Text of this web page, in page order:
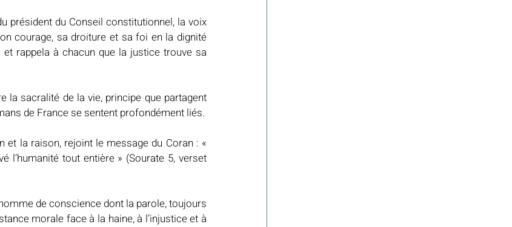
président du Conseil constitutionnel, la voix
courage, sa droiture et sa foi en la dignité
rappela à chacun que la justice trouve sa
la sacralité de la vie, principe que partagent
de France se sentent profondément liés.
et la raison, rejoint le message du Coran : «
l’humanité tout entière » (Sourate 5, verset
de conscience dont la parole, toujours
morale face à la haine, à l’injustice et à